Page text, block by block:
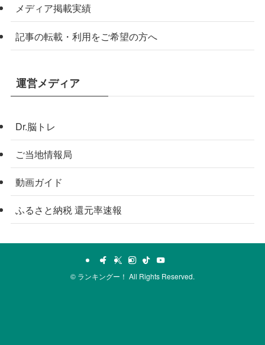
メディア掲載実績
記事の転載・利用をご希望の方へ
運営メディア
Dr.脳トレ
ご当地情報局
動画ガイド
ふるさと納税 還元率速報
© ランキングー！ All Rights Reserved.